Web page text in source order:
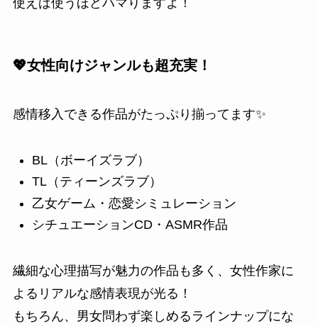
💖女性向けジャンルも超充実！
感情移入できる作品がたっぷり揃ってます✨
BL（ボーイズラブ）
TL（ティーンズラブ）
乙女ゲーム・恋愛シミュレーション
シチュエーションCD・ASMR作品
繊細な心理描写が魅力の作品も多く、女性作家に
よるリアルな感情表現が光る！
もちろん、男女問わず楽しめるラインナップにな